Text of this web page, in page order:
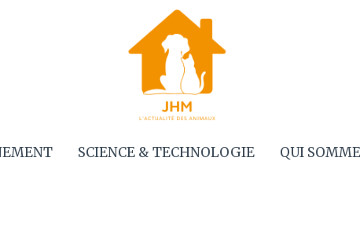
SCIENCE & TECHNOLOGIE QUI